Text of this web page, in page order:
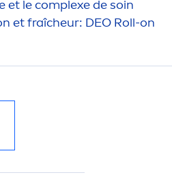
le complexe de soin
et fraîcheur: DEO Roll-on